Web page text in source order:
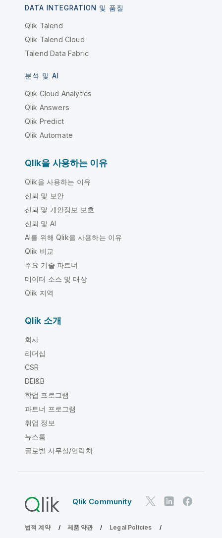
DATA INTEGRATION 및 품질
Qlik Talend
Qlik Talend Cloud
Talend Data Fabric
분석 및 AI
Qlik Cloud Analytics
Qlik Answers
Qlik Predict
Qlik Automate
Qlik을 사용하는 이유
Qlik을 사용하는 이유
신뢰 및 보안
신뢰 및 개인정보 보호
신뢰 및 AI
AI를 위해 Qlik을 사용하는 이유
Qlik 비교
주요 기술 파트너
데이터 소스 및 대상
Qlik 지역
Qlik 소개
회사
리더십
CSR
DEI&B
학업 프로그램
파트너 프로그램
취업 정보
뉴스룸
글로벌 사무실/연락처
Qlik Community
법적 계약 제품 약관
Legal Policies